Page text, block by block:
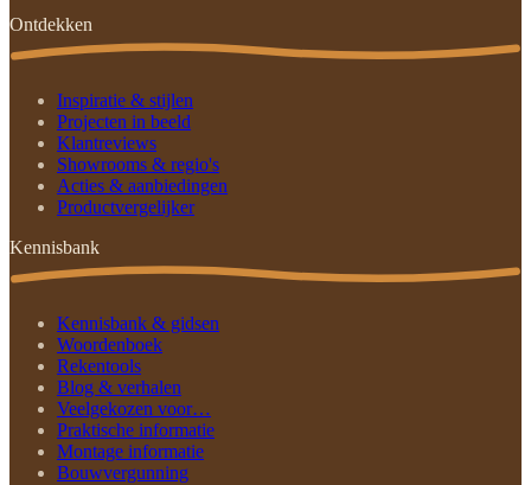
Ontdekken
Inspiratie & stijlen
Projecten in beeld
Klantreviews
Showrooms & regio's
Acties & aanbiedingen
Productvergelijker
Kennisbank
Kennisbank & gidsen
Woordenboek
Rekentools
Blog & verhalen
Veelgekozen voor…
Praktische informatie
Montage informatie
Bouwvergunning